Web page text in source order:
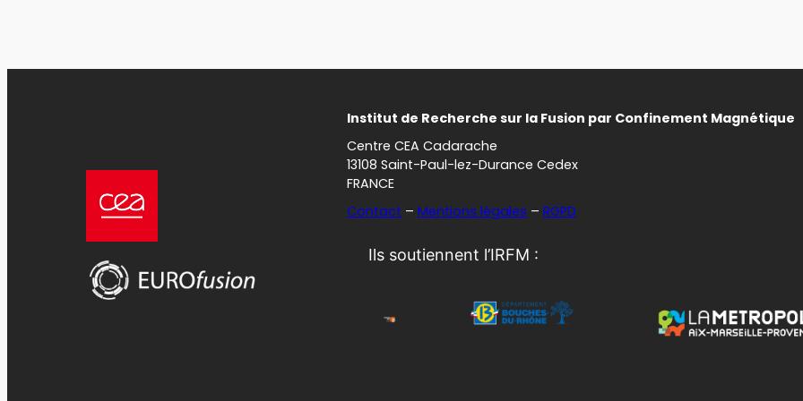
Institut de Recherche sur la Fusion par Confinement Magnétique
Centre CEA Cadarache
13108 Saint-Paul-lez-Durance Cedex
FRANCE
Contact – Mentions légales – RGPD
Ils soutiennent l’IRFM :